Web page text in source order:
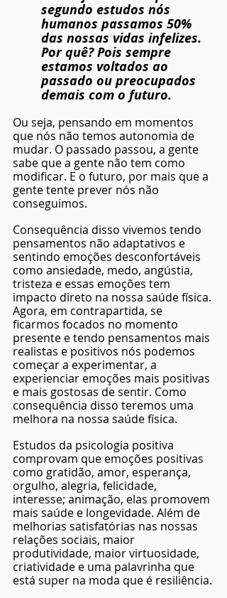
segundo estudos nós
humanos passamos 50%
das nossas vidas infelizes.
Por quê? Pois sempre
estamos voltados ao
passado ou preocupados
demais com o futuro.
Ou seja, pensando em momentos
que nós não temos autonomia de
mudar. O passado passou, a gente
sabe que a gente não tem como
modificar. E o futuro, por mais que a
gente tente prever nós não
conseguimos.
Consequência disso vivemos tendo
pensamentos não adaptativos e
sentindo emoções desconfortáveis
como ansiedade, medo, angústia,
tristeza e essas emoções tem
impacto direto na nossa saúde física.
Agora, em contrapartida, se
ficarmos focados no momento
presente e tendo pensamentos mais
realistas e positivos nós podemos
começar a experimentar, a
experienciar emoções mais positivas
e mais gostosas de sentir. Como
consequência disso teremos uma
melhora na nossa saúde física.
Estudos da psicologia positiva
comprovam que emoções positivas
como gratidão, amor, esperança,
orgulho, alegria, felicidade,
interesse; animação, elas promovem
mais saúde e longevidade. Além de
melhorias satisfatórias nas nossas
relações sociais, maior
produtividade, maior virtuosidade,
criatividade e uma palavrinha que
está super na moda que é resiliência.